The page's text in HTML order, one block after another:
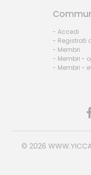
- Accedi
- Registrati
- Membri
- Membri -
- Membri -
© 2026